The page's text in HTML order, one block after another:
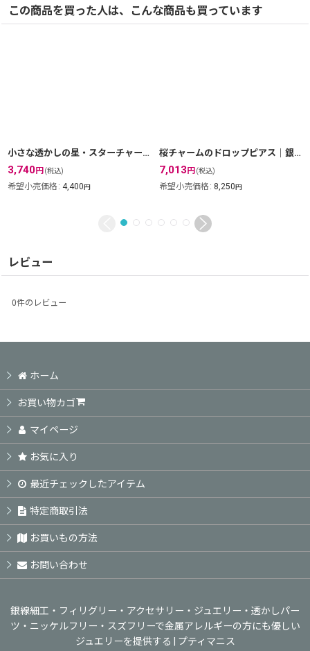
この商品を買った人は、こんな商品も買っています
小さな透かしの星・スターチャームのドロップピアス・銀線細工 silver925
3,740円 (税込)
希望小売価格 : 4,400円
桜チャームのドロップピアス｜銀線細工の透かしが美しい【silver925】
7,013 円 (税込)
希望小売価格 : 8,250円
レビュー
0件のレビュー
ホーム
お買い物カゴ
マイページ
お気に入り
最近チェックしたアイテム
特定商取引法
お買いもの方法
お問い合わせ
銀線細工・フィリグリー・アクセサリー・ジュエリー・透かしパー
ツ・ニッケルフリー・スズフリーで金属アレルギーの方にも優しい
ジュエリーを提供する | プティマニス